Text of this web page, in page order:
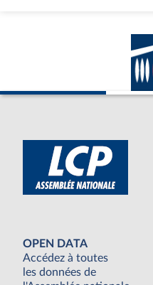
OPEN DATA
Accédez à toutes
les données de